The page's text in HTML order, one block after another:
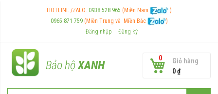
HOTLINE /ZALO: 0938 528 965 (Miền Nam
)
0965 871 759 (Miền Trung và Miền Bắc
)
Đăng nhập
Đăng ký
Bảo hộXANH Giỏ hàng
0
0 ₫